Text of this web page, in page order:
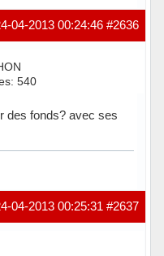
#2636
04-2013 00:24:46
540
des fonds? avec ses
#2637
04-2013 00:25:31